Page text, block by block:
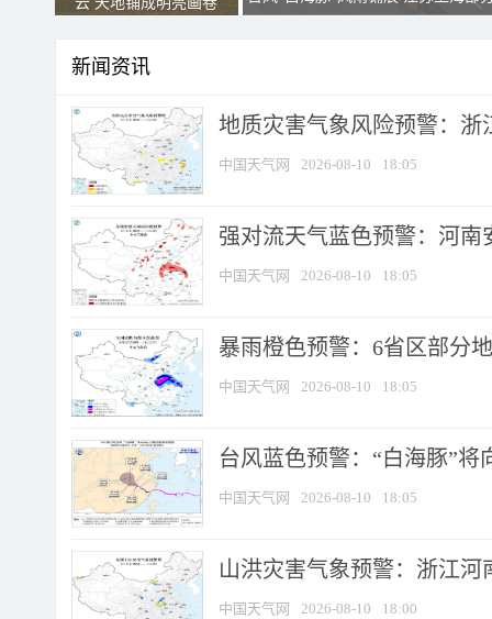
新闻资讯
地质灾害气象风险预警：浙
中国天气网 2026-08-10 18:05
强对流天气蓝色预警：河南
中国天气网 2026-08-10 18:05
暴雨橙色预警：6省区部分
中国天气网 2026-08-10 18:05
台风蓝色预警：“白海豚”
中国天气网 2026-08-10 18:05
山洪灾害气象预警：浙江
中国天气网 2026-08-10 18:00